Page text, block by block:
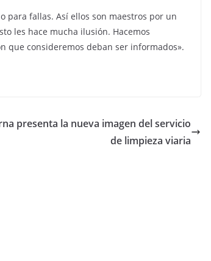
para fallas. Así ellos son maestros por un
les hace mucha ilusión. Hacemos
que consideremos deban ser informados».
presenta la nueva imagen del servicio
de limpieza viaria